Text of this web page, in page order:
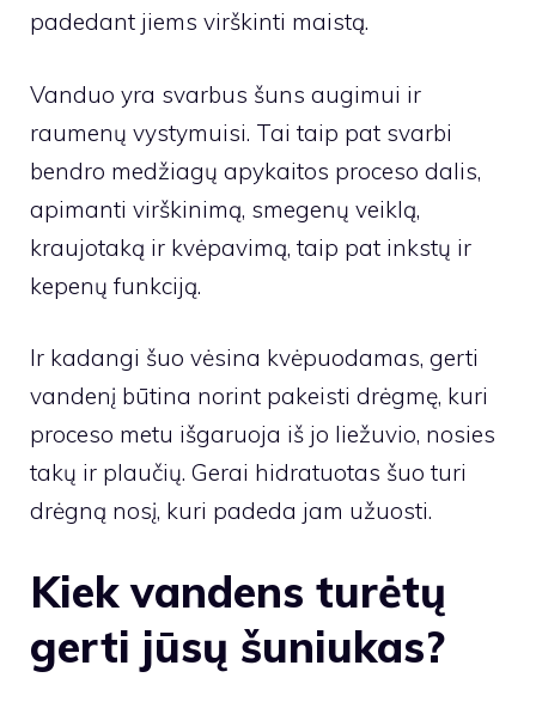
padedant jiems virškinti maistą.
Vanduo yra svarbus šuns augimui ir
raumenų vystymuisi. Tai taip pat svarbi
bendro medžiagų apykaitos proceso dalis,
apimanti virškinimą, smegenų veiklą,
kraujotaką ir kvėpavimą, taip pat inkstų ir
kepenų funkciją.
Ir kadangi šuo vėsina kvėpuodamas, gerti
vandenį būtina norint pakeisti drėgmę, kuri
proceso metu išgaruoja iš jo liežuvio, nosies
takų ir plaučių. Gerai hidratuotas šuo turi
drėgną nosį, kuri padeda jam užuosti.
Kiek vandens turėtų
gerti jūsų šuniukas?